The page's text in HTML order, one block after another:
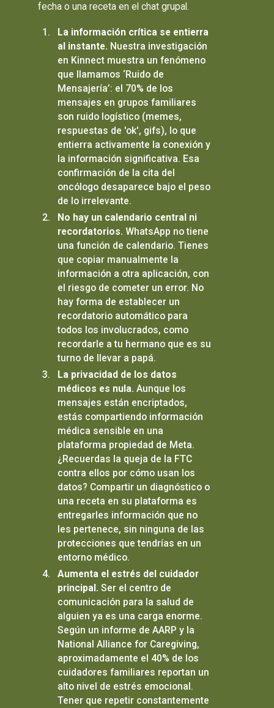
fecha o una receta en el chat grupal.
La información crítica se entierra
al instante. Nuestra investigación
en Kinnect muestra un fenómeno
que llamamos ‘Ruido de
Mensajería’: el 70% de los
mensajes en grupos familiares
son ruido logístico (memes,
respuestas de 'ok', gifs), lo que
entierra activamente la conexión y
la información significativa. Esa
confirmación de la cita del
oncólogo desaparece bajo el peso
de lo irrelevante.
No hay un calendario central ni
recordatorios. WhatsApp no tiene
una función de calendario. Tienes
que copiar manualmente la
información a otra aplicación, con
el riesgo de cometer un error. No
hay forma de establecer un
recordatorio automático para
todos los involucrados, como
recordarle a tu hermano que es su
turno de llevar a papá.
La privacidad de los datos
médicos es nula. Aunque los
mensajes están encriptados,
estás compartiendo información
médica sensible en una
plataforma propiedad de Meta.
¿Recuerdas la queja de la FTC
contra ellos por cómo usan los
datos? Compartir un diagnóstico o
una receta en su plataforma es
entregarles información que no
les pertenece, sin ninguna de las
protecciones que tendrías en un
entorno médico.
Aumenta el estrés del cuidador
principal. Ser el centro de
comunicación para la salud de
alguien ya es una carga enorme.
Según un informe de AARP y la
National Alliance for Caregiving,
aproximadamente el 40% de los
cuidadores familiares reportan un
alto nivel de estrés emocional.
Tener que repetir constantemente